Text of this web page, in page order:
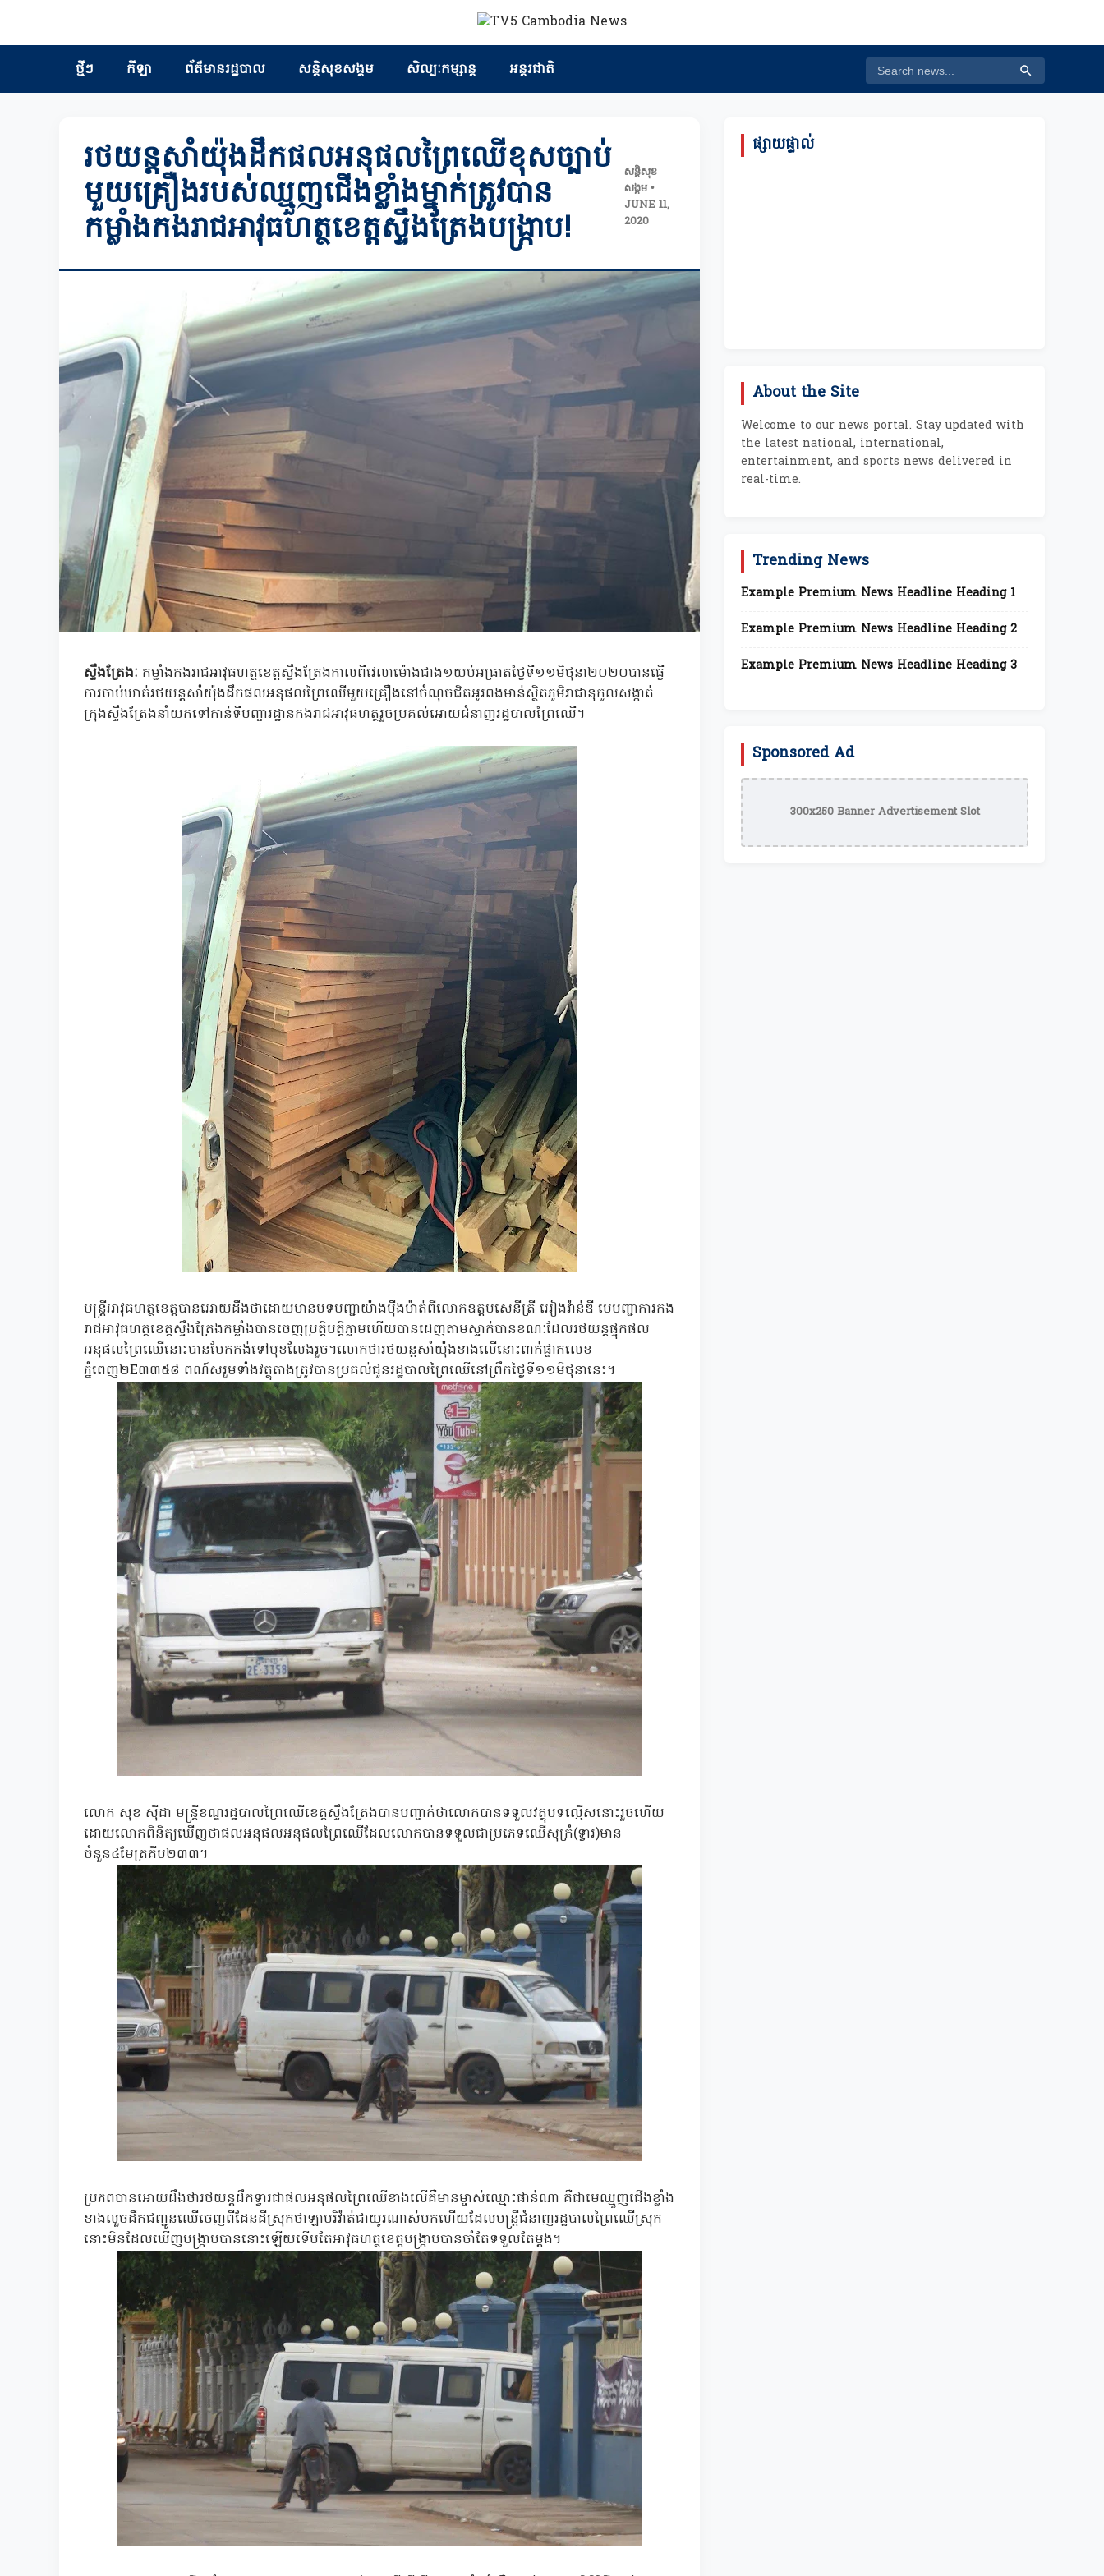
ថ្មីៗ កីឡា ព័ត៏មានរដ្ឋបាល សន្តិសុខសង្គម សិល្បៈកម្សាន្ត អន្តរជាតិ
រថយន្តសាំយ៉ុងដឹកផលអនុផលព្រៃឈើខុសច្បាប់
មួយគ្រឿងរបស់ឈ្មួញជើងខ្លាំងម្នាក់ត្រូវបាន
កម្លាំងកងរាជអាវុធហត្ថខេត្តស្ទឹងត្រែងបង្ក្រាប!
សន្តិសុខ
សង្គម •
JUNE 11,
2020
ស្ទឹងត្រែងៈ កម្លាំងកងរាជអាវុធហត្ថខេត្តស្ទឹងត្រែងកាលពីវេលាម៉ោងជាង១យប់អធ្រាតថ្ងៃទី១១មិថុនា២០២០បានធ្វើ
ការចាប់ឃាត់រថយន្តសាំយ៉ុងដឹកផលអនុផលព្រៃឈើមួយគ្រឿងនៅចំណុចជិតអូរពងមាន់ស្ថិតភូមិរាជានុកូលសង្កាត់
ក្រុងស្ទឹងត្រែងនាំយកទៅកាន់ទីបញ្ជារដ្ឋានកងរាជអាវុធហត្ថរួចប្រគល់អោយជំនាញរដ្ឋបាលព្រៃឈើ។
មន្ត្រីអាវុធហត្ថខេត្តបានអោយដឹងថាដោយមានបទបញ្ជាយ៉ាងម៉ឺងម៉ាត់ពីលោកឧត្តមសេនីត្រី អៀងវ៉ាន់ឌី មេបញ្ជាការកង
រាជអាវុធហត្ថខេត្តស្ទឹងត្រែងកម្លាំងបានចេញប្រត្តិបត្តិភ្លាមហើយបានដេញតាមស្ទាក់បានខណៈដែលរថយន្តផ្ទុកផល
អនុផលព្រៃឈើនោះបានបែកកង់ទៅមុខលែងរួច។លោកថារថយន្តសាំយ៉ុងខាងលើនោះពាក់ផ្លាកលេខ
ភ្នំពេញ២E៣៣៥៨ ពណ៍សរួមទាំងវត្ថុតាងត្រូវបានប្រគល់ជូនរដ្ឋបាលព្រៃឈើនៅព្រឹកថ្ងៃទី១១មិថុនានេះ។
លោក សុខ ស៊ីដា មន្ត្រីខណ្ឌរដ្ឋបាលព្រៃឈើខេត្តស្ទឹងត្រែងបានបញ្ជាក់ថាលោកបានទទួលវត្ថុបទល្មើសនោះរួចហើយ
ដោយលោកពិនិត្យឃើញថាផលអនុផលអនុផលព្រៃឈើដែលលោកបានទទួលជាប្រភេទឈើសុក្រំ(ទ្វារ)មាន
ចំនួន៤មែត្រគីប២៣៣។
ប្រភពបានអោយដឹងថារថយន្តដឹកទ្វារជាផលអនុផលព្រៃឈើខាងលើគឺមានម្ចាស់ឈ្មោះផាន់ណា គឺជាមេឈ្មួញជើងខ្លាំង
ខាងលួចដឹកជញ្ជូនឈើចេញពីដែនដីស្រុកថាឡាបរិវ៉ាត់ជាយូរណាស់មកហើយដែលមន្រ្តីជំនាញរដ្ឋបាលព្រៃឈើស្រុក
នោះមិនដែលឃើញបង្ក្រាបបាននោះឡើយទើបតែអាវុធហត្ថខេត្តបង្ក្រាបបានចាំតែទទួលតែម្តង។
ផ្សាយផ្ទាល់
About the Site
Welcome to our news portal. Stay updated with
the latest national, international,
entertainment, and sports news delivered in
real-time.
Trending News
Example Premium News Headline Heading 1
Example Premium News Headline Heading 2
Example Premium News Headline Heading 3
Sponsored Ad
300x250 Banner Advertisement Slot